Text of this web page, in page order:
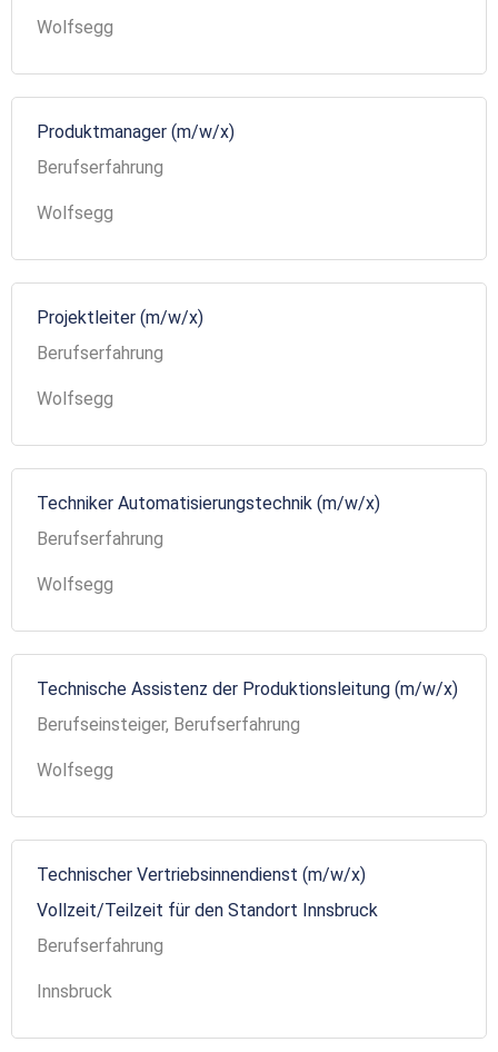
Wolfsegg
Produktmanager (m/w/x)
Berufserfahrung
Wolfsegg
Projektleiter (m/w/x)
Berufserfahrung
Wolfsegg
Techniker Automatisierungstechnik (m/w/x)
Berufserfahrung
Wolfsegg
Technische Assistenz der Produktionsleitung (m/w/x)
Berufseinsteiger, Berufserfahrung
Wolfsegg
Technischer Vertriebsinnendienst (m/w/x)
Vollzeit/Teilzeit für den Standort Innsbruck
Berufserfahrung
Innsbruck